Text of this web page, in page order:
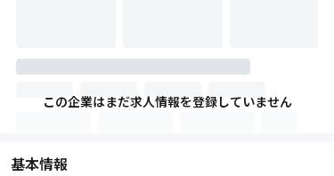
この企業はまだ求人情報を登録していません
基本情報